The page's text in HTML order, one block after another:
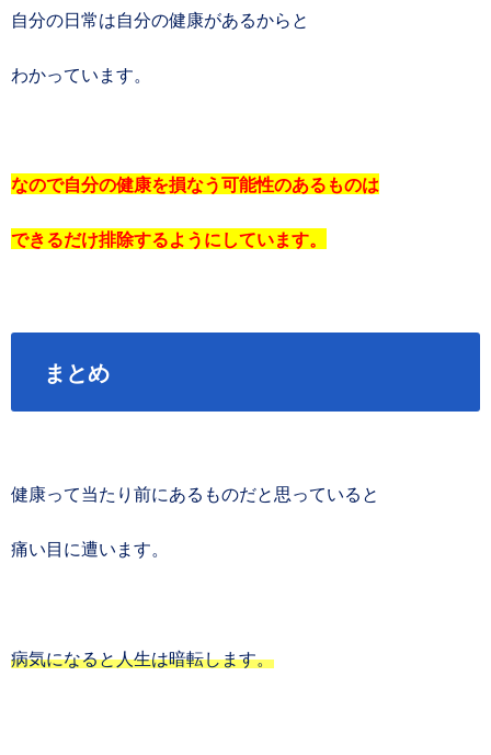
自分の日常は自分の健康があるからと
わかっています。
なので自分の健康を損なう可能性のあるものは
できるだけ排除するようにしています。
まとめ
健康って当たり前にあるものだと思っていると
痛い目に遭います。
病気になると人生は暗転します。